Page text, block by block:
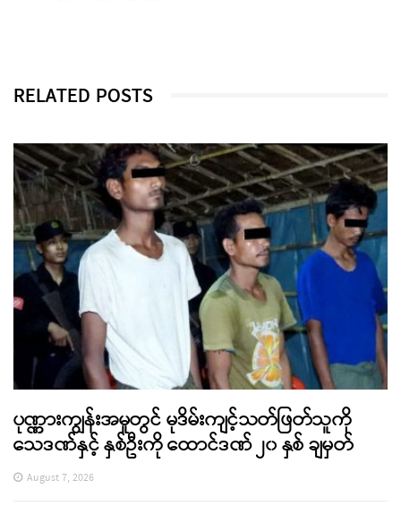
RELATED POSTS
ပုဏ္ဏားကျွန်းအမှုတွင် မုဒိမ်းကျင့်သတ်ဖြတ်သူကို
သေဒဏ်နှင့် နှစ်ဦးကို ထောင်ဒဏ် ၂၀ နှစ် ချမှတ်
August 7, 2026